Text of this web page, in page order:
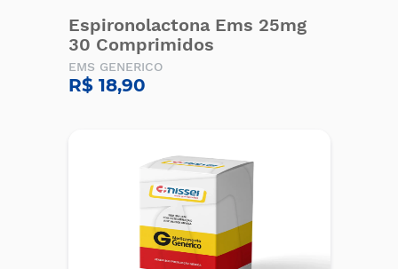
Espironolactona Ems 25mg
30 Comprimidos
EMS GENERICO
R$ 18,90